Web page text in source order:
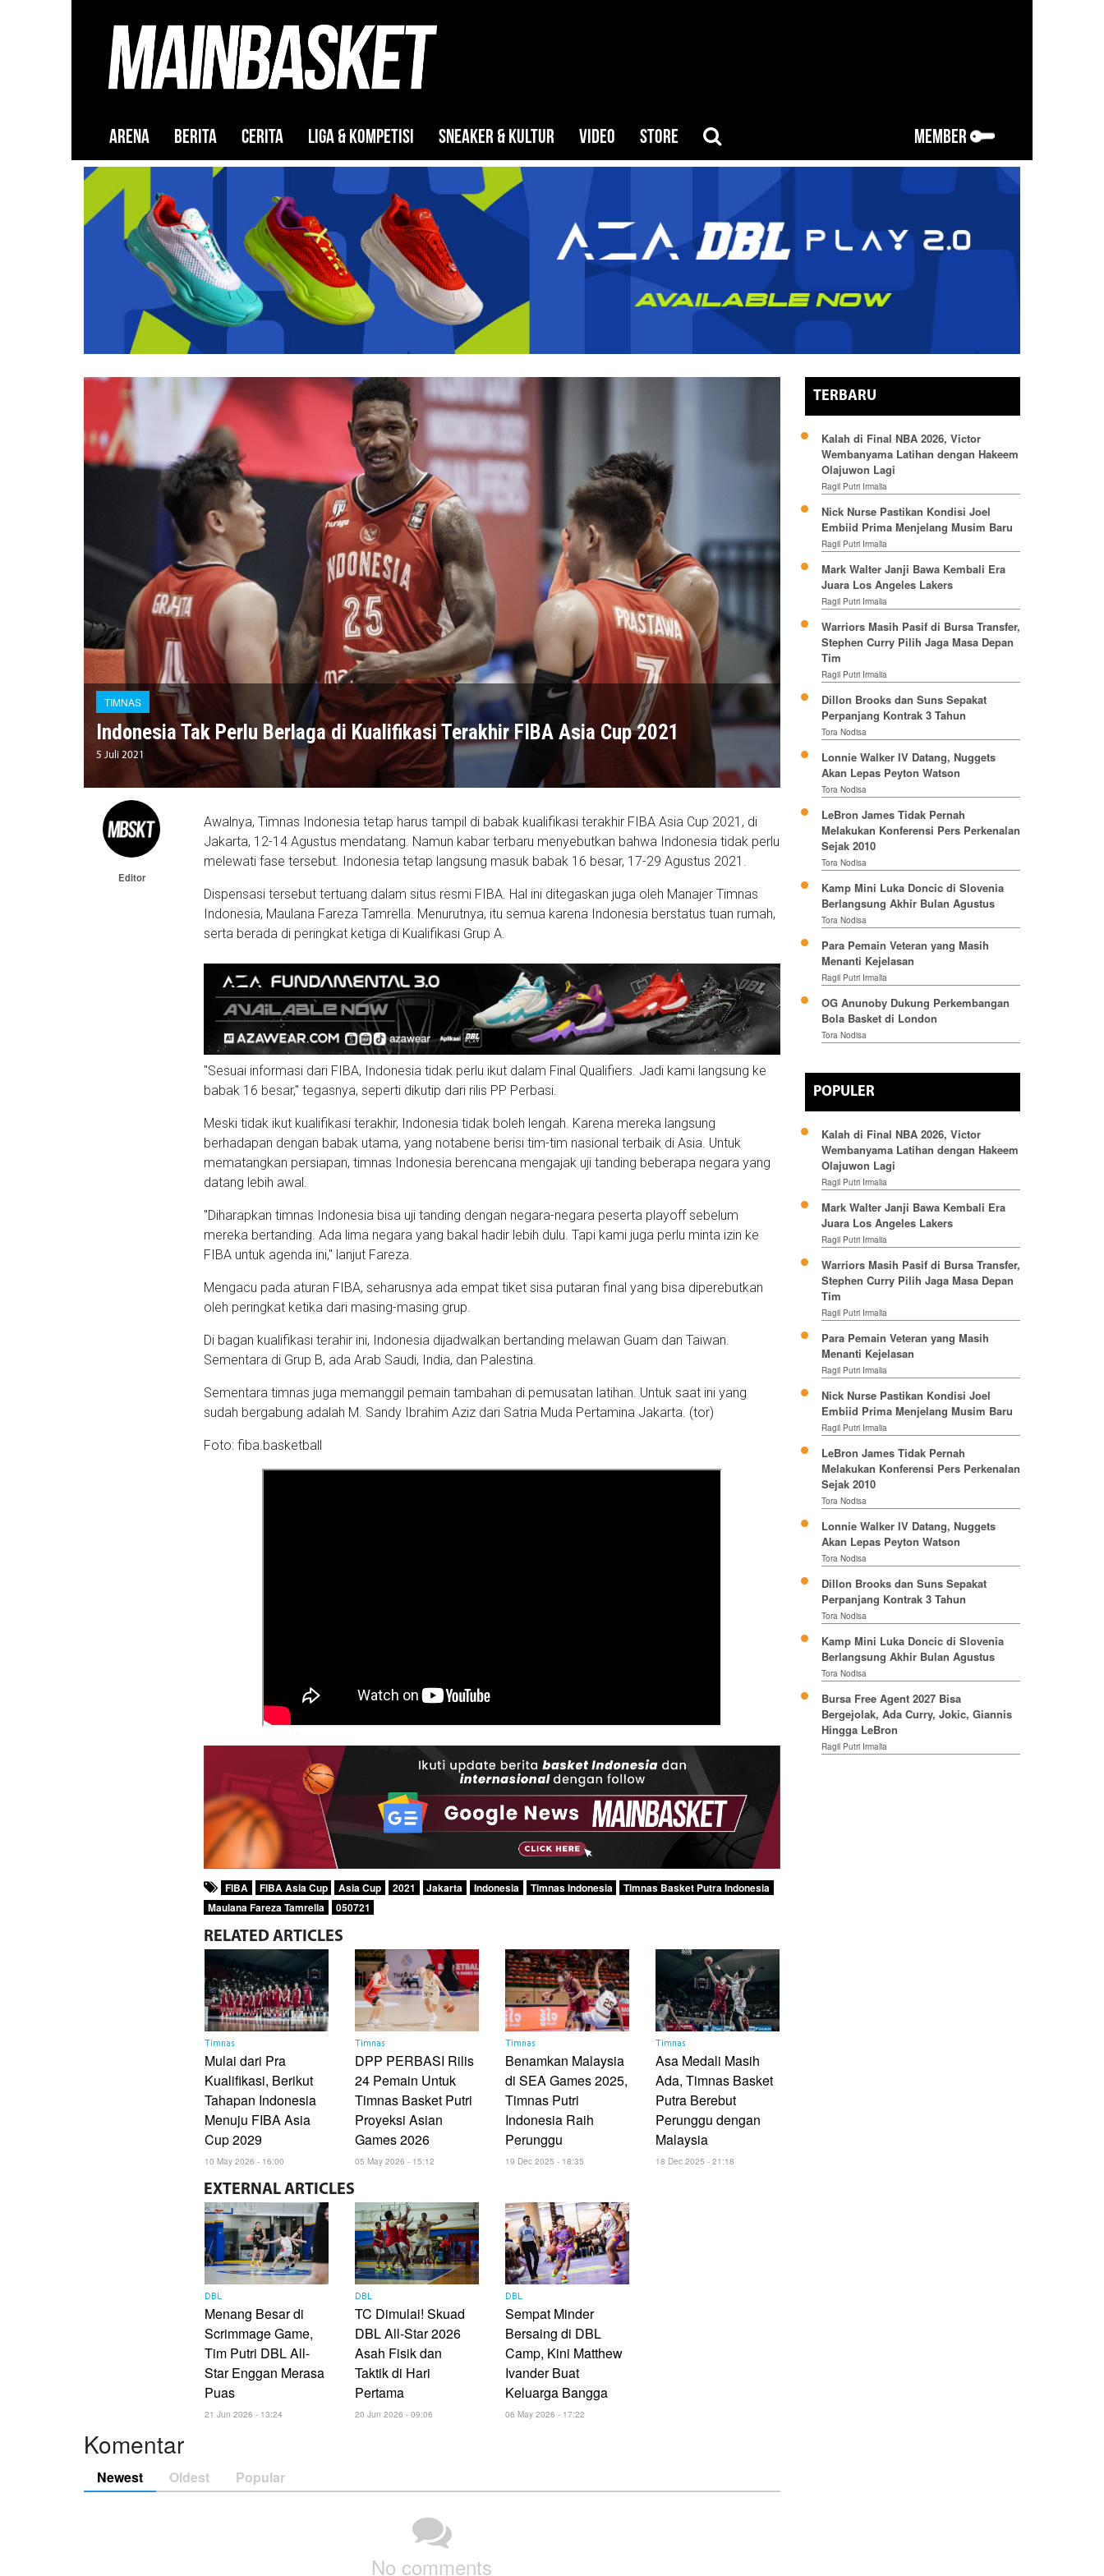
ARENA BERITA CERITA LIGA & KOMPETISI SNEAKER & KULTUR VIDEO STORE MEMBER
TIMNAS
Indonesia Tak Perlu Berlaga di Kualifikasi Terakhir FIBA Asia Cup 2021
5 Juli 2021
Editor
Awalnya, Timnas Indonesia tetap harus tampil di babak kualifikasi terakhir FIBA Asia Cup 2021, di
Jakarta, 12-14 Agustus mendatang. Namun kabar terbaru menyebutkan bahwa Indonesia tidak perlu
melewati fase tersebut. Indonesia tetap langsung masuk babak 16 besar, 17-29 Agustus 2021.
Dispensasi tersebut tertuang dalam situs resmi FIBA. Hal ini ditegaskan juga oleh Manajer Timnas
Indonesia, Maulana Fareza Tamrella. Menurutnya, itu semua karena Indonesia berstatus tuan rumah,
serta berada di peringkat ketiga di Kualifikasi Grup A.
"Sesuai informasi dari FIBA, Indonesia tidak perlu ikut dalam Final Qualifiers. Jadi kami langsung ke
babak 16 besar," tegasnya, seperti dikutip dari rilis PP Perbasi.
Meski tidak ikut kualifikasi terakhir, Indonesia tidak boleh lengah. Karena mereka langsung
berhadapan dengan babak utama, yang notabene berisi tim-tim nasional terbaik di Asia. Untuk
mematangkan persiapan, timnas Indonesia berencana mengajak uji tanding beberapa negara yang
datang lebih awal.
"Diharapkan timnas Indonesia bisa uji tanding dengan negara-negara peserta playoff sebelum
mereka bertanding. Ada lima negara yang bakal hadir lebih dulu. Tapi kami juga perlu minta izin ke
FIBA untuk agenda ini," lanjut Fareza.
Mengacu pada aturan FIBA, seharusnya ada empat tiket sisa putaran final yang bisa diperebutkan
oleh peringkat ketika dari masing-masing grup.
Di bagan kualifikasi terahir ini, Indonesia dijadwalkan bertanding melawan Guam dan Taiwan.
Sementara di Grup B, ada Arab Saudi, India, dan Palestina.
Sementara timnas juga memanggil pemain tambahan di pemusatan latihan. Untuk saat ini yang
sudah bergabung adalah M. Sandy Ibrahim Aziz dari Satria Muda Pertamina Jakarta. (tor)
Foto: fiba.basketball
FIBA FIBA Asia Cup Asia Cup 2021 Jakarta Indonesia Timnas Indonesia
Timnas Basket Putra Indonesia
Maulana Fareza Tamrella
050721
RELATED ARTICLES
Timnas
Mulai dari Pra
Kualifikasi, Berikut
Tahapan Indonesia
Menuju FIBA Asia
Cup 2029
10 May 2026 - 16:00
Timnas
DPP PERBASI Rilis
24 Pemain Untuk
Timnas Basket Putri
Proyeksi Asian
Games 2026
05 May 2026 - 15:12
Timnas
Benamkan Malaysia
di SEA Games 2025,
Timnas Putri
Indonesia Raih
Perunggu
19 Dec 2025 - 18:35
Timnas
Asa Medali Masih
Ada, Timnas Basket
Putra Berebut
Perunggu dengan
Malaysia
18 Dec 2025 - 21:18
EXTERNAL ARTICLES
DBL
Menang Besar di
Scrimmage Game,
Tim Putri DBL All-
Star Enggan Merasa
Puas
21 Jun 2026 - 13:24
DBL
TC Dimulai! Skuad
DBL All-Star 2026
Asah Fisik dan
Taktik di Hari
Pertama
20 Jun 2026 - 09:06
DBL
Sempat Minder
Bersaing di DBL
Camp, Kini Matthew
Ivander Buat
Keluarga Bangga
06 May 2026 - 17:22
Komentar
Newest Oldest Popular
No comments
TERBARU
Kalah di Final NBA 2026, Victor
Wembanyama Latihan dengan Hakeem
Olajuwon Lagi
Ragil Putri Irmalia
Nick Nurse Pastikan Kondisi Joel
Embiid Prima Menjelang Musim Baru
Ragil Putri Irmalia
Mark Walter Janji Bawa Kembali Era
Juara Los Angeles Lakers
Ragil Putri Irmalia
Warriors Masih Pasif di Bursa Transfer,
Stephen Curry Pilih Jaga Masa Depan
Tim
Ragil Putri Irmalia
Dillon Brooks dan Suns Sepakat
Perpanjang Kontrak 3 Tahun
Tora Nodisa
Lonnie Walker IV Datang, Nuggets
Akan Lepas Peyton Watson
Tora Nodisa
LeBron James Tidak Pernah
Melakukan Konferensi Pers Perkenalan
Sejak 2010
Tora Nodisa
Kamp Mini Luka Doncic di Slovenia
Berlangsung Akhir Bulan Agustus
Tora Nodisa
Para Pemain Veteran yang Masih
Menanti Kejelasan
Ragil Putri Irmalia
OG Anunoby Dukung Perkembangan
Bola Basket di London
Tora Nodisa
POPULER
Kalah di Final NBA 2026, Victor
Wembanyama Latihan dengan Hakeem
Olajuwon Lagi
Ragil Putri Irmalia
Mark Walter Janji Bawa Kembali Era
Juara Los Angeles Lakers
Ragil Putri Irmalia
Warriors Masih Pasif di Bursa Transfer,
Stephen Curry Pilih Jaga Masa Depan
Tim
Ragil Putri Irmalia
Para Pemain Veteran yang Masih
Menanti Kejelasan
Ragil Putri Irmalia
Nick Nurse Pastikan Kondisi Joel
Embiid Prima Menjelang Musim Baru
Ragil Putri Irmalia
LeBron James Tidak Pernah
Melakukan Konferensi Pers Perkenalan
Sejak 2010
Tora Nodisa
Lonnie Walker IV Datang, Nuggets
Akan Lepas Peyton Watson
Tora Nodisa
Dillon Brooks dan Suns Sepakat
Perpanjang Kontrak 3 Tahun
Tora Nodisa
Kamp Mini Luka Doncic di Slovenia
Berlangsung Akhir Bulan Agustus
Tora Nodisa
Bursa Free Agent 2027 Bisa
Bergejolak, Ada Curry, Jokic, Giannis
Hingga LeBron
Ragil Putri Irmalia